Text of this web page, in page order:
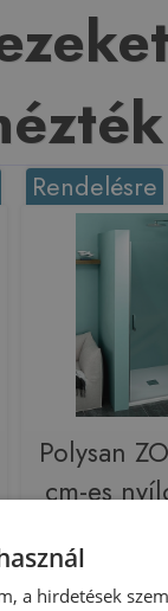
Rendelésre
Polysan
cm-es
a hirdetések